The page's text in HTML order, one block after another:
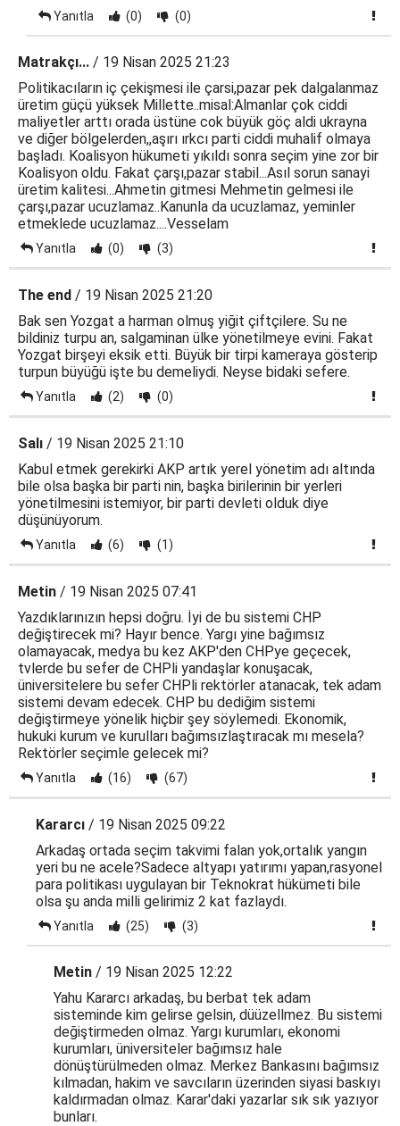
Yanıtla (0) (0)
Matrakçı... / 19 Nisan 2025 21:23
Politikacıların iç çekişmesi ile çarsi,pazar pek dalgalanmaz
üretim güçü yüksek Millette..misal:Almanlar çok ciddi
maliyetler arttı orada üstüne cok büyük göç aldi ukrayna
ve diğer bölgelerden,,aşırı ırkcı parti ciddi muhalif olmaya
başladı. Koalisyon hükumeti yıkıldı sonra seçim yine zor bir
Koalisyon oldu. Fakat çarşı,pazar stabil...Asıl sorun sanayi
üretim kalitesi...Ahmetin gitmesi Mehmetin gelmesi ile
çarşı,pazar ucuzlamaz..Kanunla da ucuzlamaz, yeminler
etmeklede ucuzlamaz....Vesselam
Yanıtla (0) (3)
The end / 19 Nisan 2025 21:20
Bak sen Yozgat a harman olmuş yiğit çiftçilere. Su ne
bildiniz turpu an, salgaminan ülke yönetilmeye evini. Fakat
Yozgat birşeyi eksik etti. Büyük bir tirpi kameraya gösterip
turpun büyüğü işte bu demeliydi. Neyse bidaki sefere.
Yanıtla (2) (0)
Salı / 19 Nisan 2025 21:10
Kabul etmek gerekirki AKP artık yerel yönetim adı altında
bile olsa başka bir parti nin, başka birilerinin bir yerleri
yönetilmesini istemiyor, bir parti devleti olduk diye
düşünüyorum.
Yanıtla (6) (1)
Metin / 19 Nisan 2025 07:41
Yazdıklarınızın hepsi doğru. İyi de bu sistemi CHP
değiştirecek mi? Hayır bence. Yargı yine bağımsız
olamayacak, medya bu kez AKP'den CHPye geçecek,
tvlerde bu sefer de CHPli yandaşlar konuşacak,
üniversitelere bu sefer CHPli rektörler atanacak, tek adam
sistemi devam edecek. CHP bu dediğim sistemi
değiştirmeye yönelik hiçbir şey söylemedi. Ekonomik,
hukuki kurum ve kurulları bağımsızlaştıracak mı mesela?
Rektörler seçimle gelecek mi?
Yanıtla (16) (67)
Kararcı / 19 Nisan 2025 09:22
Arkadaş ortada seçim takvimi falan yok,ortalık yangın
yeri bu ne acele?Sadece altyapı yatırımı yapan,rasyonel
para politikası uygulayan bir Teknokrat hükümeti bile
olsa şu anda milli gelirimiz 2 kat fazlaydı.
Yanıtla (25) (3)
Metin / 19 Nisan 2025 12:22
Yahu Kararcı arkadaş, bu berbat tek adam
sisteminde kim gelirse gelsin, düüzellmez. Bu sistemi
değiştirmeden olmaz. Yargı kurumları, ekonomi
kurumları, üniversiteler bağımsız hale
dönüştürülmeden olmaz. Merkez Bankasını bağımsız
kılmadan, hakim ve savcıların üzerinden siyasi baskıyı
kaldırmadan olmaz. Karar'daki yazarlar sık sık yazıyor
bunları.